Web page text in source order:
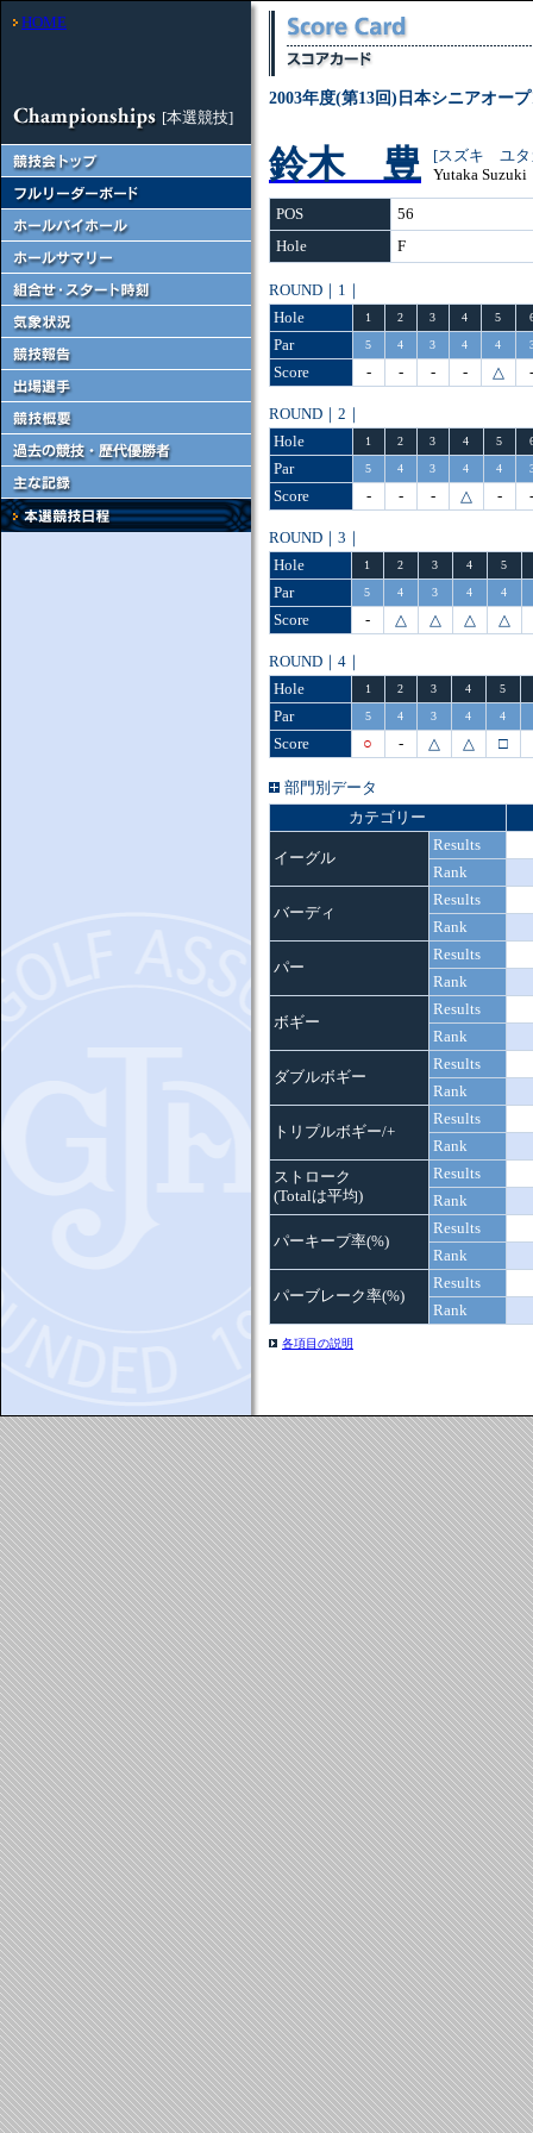
HOME
[本選競技]
2003年度(第13回)日本シニアオー
鈴木 豊
[スズキ ユタ
Yutaka Suzuki
POS
56
Hole
F
ROUND｜1｜
Hole
1 2 3 4 5
Par 5 4 3 4 4
Score - - - - △
ROUND｜2｜
Hole
1 2 3 4 5
Par 5 4 3 4 4
Score - - - △ -
ROUND｜3｜
Hole
1 2 3 4 5
Par 5 4 3 4 4
Score - △ △ △ △
ROUND｜4｜
Hole
1 2 3 4 5
Par 5 4 3 4 4
Score ○ - △ △ □
部門別データ
カテゴリー
イーグル
Results
Rank
バーディ
Results
Rank
パー
Results
Rank
ボギー
Results
Rank
ダブルボギー
Results
Rank
トリプルボギー/+
Results
Rank
ストローク
(Totalは平均)
Results
Rank
パーキープ率(%)
Results
Rank
パーブレーク率(%)
Results
Rank
各項目の説明